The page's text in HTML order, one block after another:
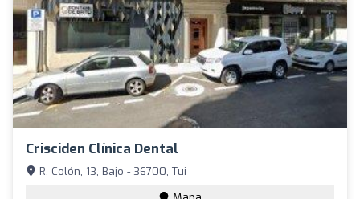
Crisciden Clínica Dental
R. Colón, 13, Bajo - 36700, Tui